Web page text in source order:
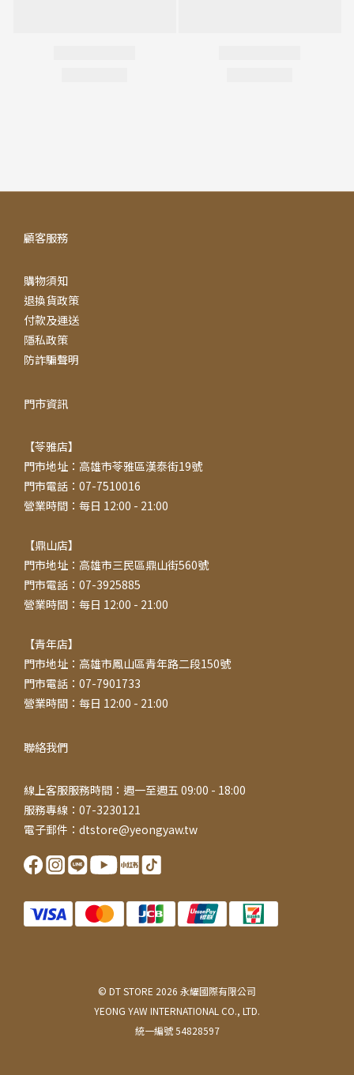
顧客服務
購物須知
退換貨政策
付款及運送
隱私政策
防詐騙聲明
門市資訊
【苓雅店】
門市地址：高雄市苓雅區漢泰街19號
門市電話：07-7510016
營業時間：每日 12:00 - 21:00
【鼎山店】
門市地址：高雄市三民區鼎山街560號
門市電話：07-3925885
營業時間：每日 12:00 - 21:00
【青年店】
門市地址：高雄市鳳山區青年路二段150號
門市電話：07-7901733
營業時間：每日 12:00 - 21:00
聯絡我們
線上客服服務時間：週一至週五 09:00 - 18:00
服務專線：07-3230121
電子郵件：dtstore@yeongyaw.tw
© DT STORE 2026 永耀國際有限公司
YEONG YAW INTERNATIONAL CO., LTD.
統一編號 54828597